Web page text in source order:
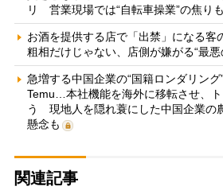
リ 営業現場では“自転車操業”の焦り
お酒を提供する店で「出禁」になる
粗相だけじゃない、店側が嫌がる“最悪
急増する中国企業の“国籍ロンダリン
Temu…本社機能を海外に移転させ、
う 現地人を隠れ蓑にした中国企業の
懸念も
関連記事